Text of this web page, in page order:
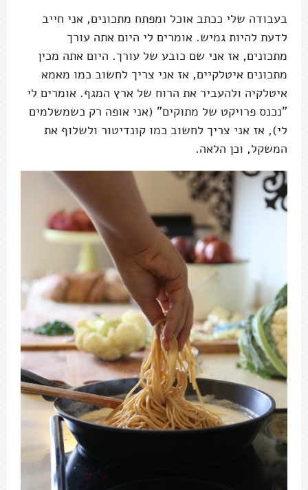
בעבודה שלי ככתב אוכל ומפתח מתכונים, אני חייב
לדעת להיות גמיש. אומרים לי היום אתה עורך
מתכונים, אז אני שם כובע של עורך. היום אתה מכין
מתכונים איטלקיים, אז אני צריך לחשוב כמו מאמא
איטלקיה ולהעביר את הרוח של ארץ המגף. אומרים לי
"נכנס פרויקט של מתוקים" (אני אופה רק כשמשלמים
לי), אז אני צריך לחשוב כמו קונדיטור ולשלוף את
המשקל, וכן הלאה.